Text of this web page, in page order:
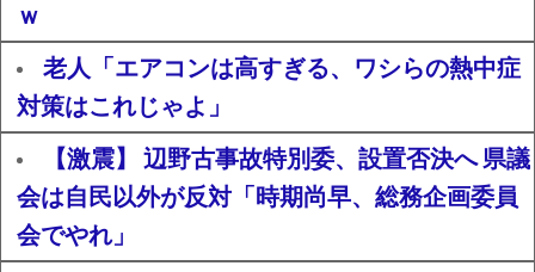
ｗ
老人「エアコンは高すぎる、ワシらの熱中症
対策はこれじゃよ」
【激震】 辺野古事故特別委、設置否決へ 県議
会は自民以外が反対「時期尚早、総務企画委員
会でやれ」